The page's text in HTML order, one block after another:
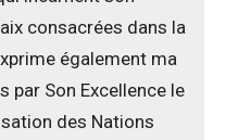
consacrées dans la
également ma
Son Excellence le
des Nations